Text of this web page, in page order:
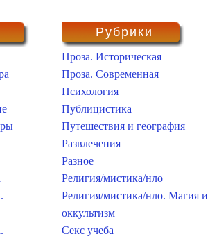
Рубрики
Проза. Историческая
Проза. Современная
Психология
Публицистика
Путешествия и география
Развлечения
Разное
Религия/мистика/нло
Религия/мистика/нло. Магия и
оккультизм
Секс учеба